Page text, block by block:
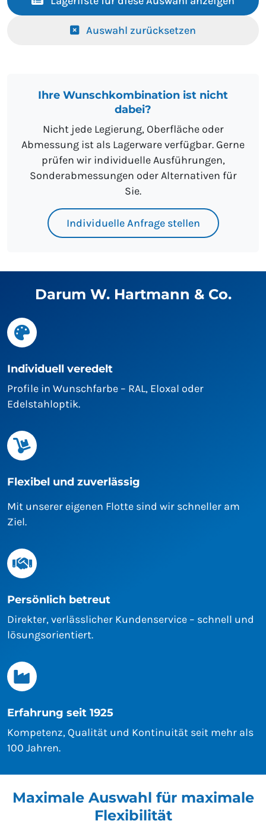
Auswahl zurücksetzen
Ihre Wunschkombination ist nicht
dabei?
Nicht jede Legierung, Oberfläche oder
Abmessung ist als Lagerware verfügbar. Gerne
prüfen wir individuelle Ausführungen,
Sonderabmessungen oder Alternativen für
Sie.
Individuelle Anfrage stellen
Darum W. Hartmann & Co.
Individuell veredelt
Profile in Wunschfarbe – RAL, Eloxal oder
Edelstahloptik.
Flexibel und zuverlässig
Mit unserer eigenen Flotte sind wir schneller am
Ziel.
Persönlich betreut
Direkter, verlässlicher Kundenservice – schnell und
lösungsorientiert.
Erfahrung seit 1925
Kompetenz, Qualität und Kontinuität seit mehr als
100 Jahren.
Maximale Auswahl für maximale
Flexibilität